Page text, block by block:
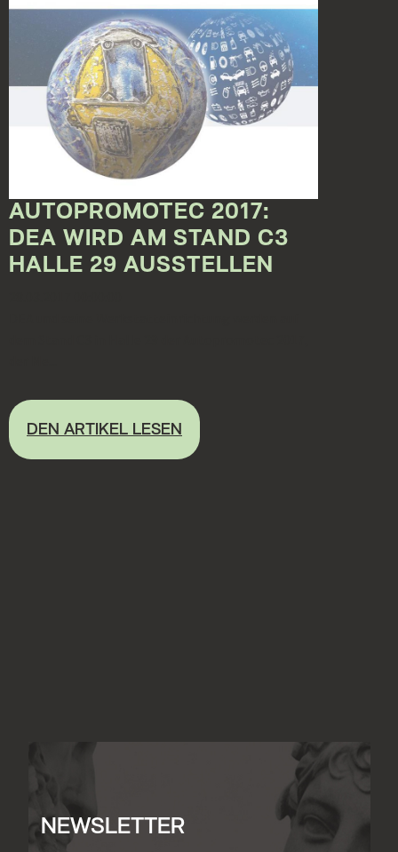
AUTOPROMOTEC 2017:
DEA WIRD AM STAND C3
HALLE 29 AUSSTELLEN
DEN ARTIKEL LESEN
NEWSLETTER